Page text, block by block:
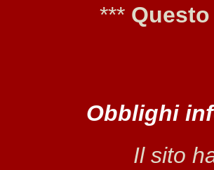
*** Questo
Obblighi
Il sito